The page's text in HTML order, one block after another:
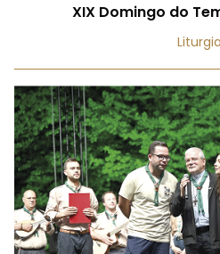
XIX Domingo do
Liturgia